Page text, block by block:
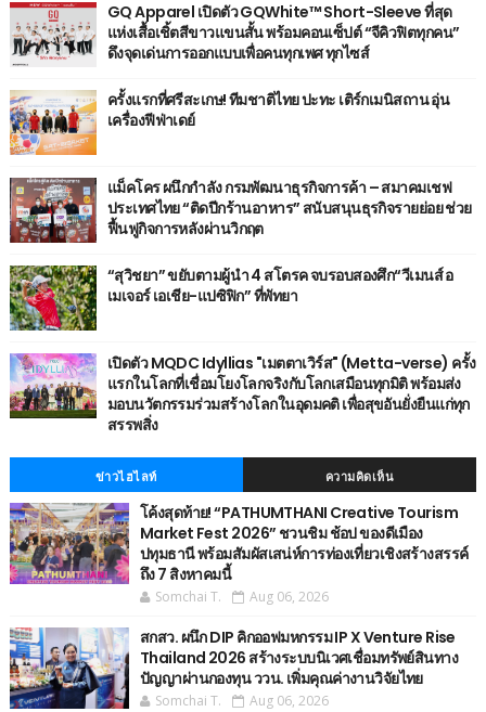
GQ Apparel เปิดตัว GQWhite™ Short-Sleeve ที่สุด
แห่งเสื้อเชิ้ตสีขาวแขนสั้น พร้อมคอนเซ็ปต์ “จีคิวฟิตทุกคน”
ดึงจุดเด่นการออกแบบเพื่อคนทุกเพศ ทุกไซส์
ครั้งแรกที่ศรีสะเกษ! ทีมชาติไทย ปะทะ เติร์กเมนิสถาน อุ่น
เครื่องฟีฟ่าเดย์
แม็คโคร ผนึกกำลัง กรมพัฒนาธุรกิจการค้า – สมาคมเชฟ
ประเทศไทย “ติดปีกร้านอาหาร” สนับสนุนธุรกิจรายย่อย ช่วย
ฟื้นฟูกิจการหลังผ่านวิกฤต
“สุวิชยา” ขยับตามผู้นำ 4 สโตรค จบรอบสองศึก“วีเมนส์ อ
เมเจอร์ เอเชีย-แปซิฟิก” ที่พัทยา
เปิดตัว MQDC Idyllias "เมตตาเวิร์ส" (Metta-verse) ครั้ง
แรกในโลกที่เชื่อมโยงโลกจริงกับโลกเสมือนทุกมิติ พร้อมส่ง
มอบนวัตกรรมร่วมสร้างโลกในอุดมคติ เพื่อสุขอันยั่งยืนแก่ทุก
สรรพสิ่ง
ข่าวไฮไลท์ ความคิดเห็น
โค้งสุดท้าย! “PATHUMTHANI Creative Tourism
Market Fest 2026” ชวนชิม ช้อป ของดีเมือง
ปทุมธานี พร้อมสัมผัสเสน่ห์การท่องเที่ยวเชิงสร้างสรรค์
ถึง 7 สิงหาคมนี้
Somchai T. Aug 06, 2026
สกสว. ผนึก DIP คิกออฟมหกรรม IP X Venture Rise
Thailand 2026 สร้างระบบนิเวศเชื่อมทรัพย์สินทาง
ปัญญาผ่านกองทุน ววน. เพิ่มคุณค่างานวิจัยไทย
Somchai T. Aug 06, 2026